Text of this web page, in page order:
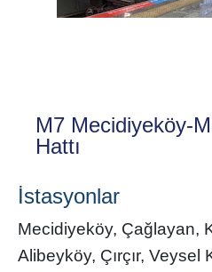
M7 Mecidiyeköy-
Hattı
İstasyonlar
Mecidiyeköy, Çağlayan,
Alibeyköy, Çırçır,